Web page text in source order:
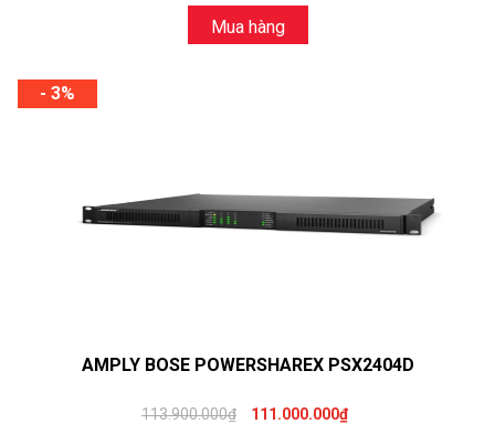
Mua hàng
- 3%
AMPLY BOSE POWERSHAREX PSX2404D
113.900.000₫ 111.000.000₫